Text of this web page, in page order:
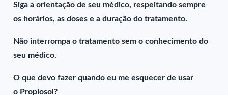
Siga a orientação de seu médico, respeitando sempre
os horários, as doses e a duração do tratamento.
Não interrompa o tratamento sem o conhecimento do
seu médico.
O que devo fazer quando eu me esquecer de usar
o Propiosol?